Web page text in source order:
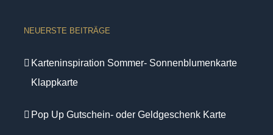
NEUERSTE BEITRÄGE
Karteninspiration Sommer- Sonnenblumenkarte
Klappkarte
Pop Up Gutschein- oder Geldgeschenk Karte